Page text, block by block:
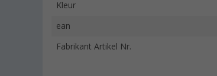
Kleur
ean
Fabrikant Artikel Nr.